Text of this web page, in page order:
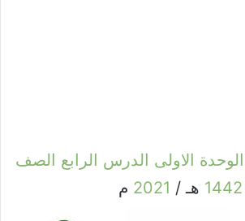
الوحدة الاولى الدرس الرابع الصف
1442 هـ / 2021 م